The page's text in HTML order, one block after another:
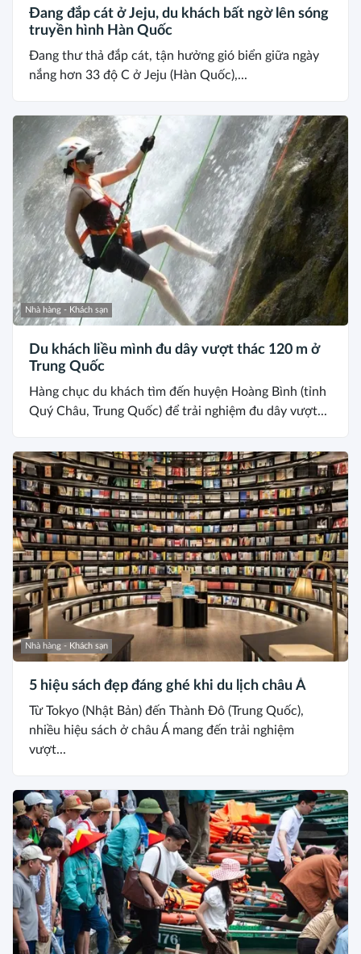
Đang đắp cát ở Jeju, du khách bất ngờ lên sóng
truyền hình Hàn Quốc
Đang thư thả đắp cát, tận hưởng gió biển giữa ngày
nắng hơn 33 độ C ở Jeju (Hàn Quốc),...
Nhà hàng - Khách sạn
Du khách liều mình đu dây vượt thác 120 m ở
Trung Quốc
Hàng chục du khách tìm đến huyện Hoàng Bình (tỉnh
Quý Châu, Trung Quốc) để trải nghiệm đu dây vượt...
Nhà hàng - Khách sạn
5 hiệu sách đẹp đáng ghé khi du lịch châu Á
Từ Tokyo (Nhật Bản) đến Thành Đô (Trung Quốc),
nhiều hiệu sách ở châu Á mang đến trải nghiệm
vượt...